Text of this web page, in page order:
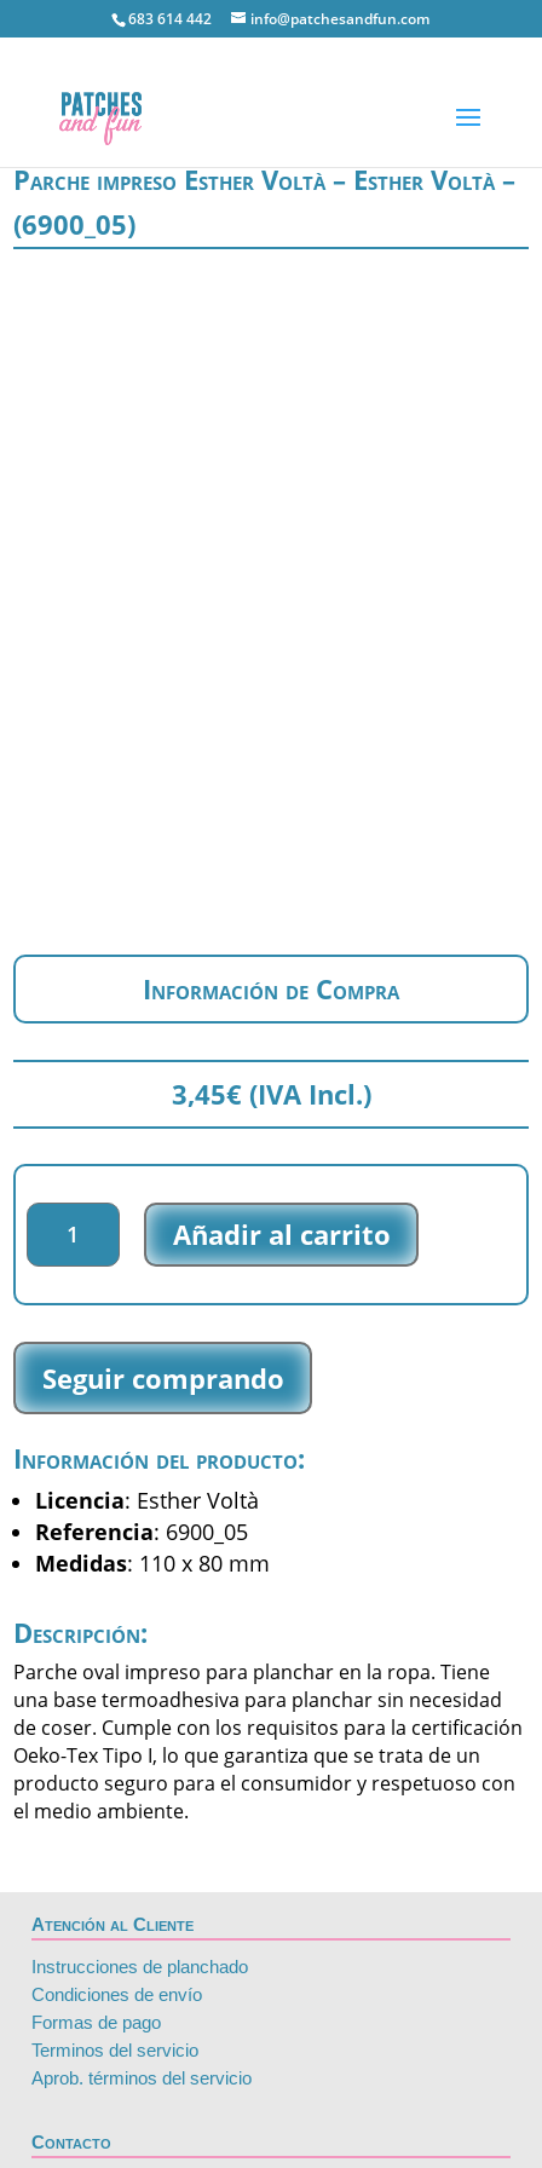
683 614 442 info@patchesandfun.com
Parche impreso Esther Voltà – Esther Voltà –
(6900_05)
Información de Compra
3,45€ (IVA Incl.)
Parche
impreso
Esther
Voltà
Esther
Voltà
-
cantidad
Añadir al carrito
Seguir comprando
Información del producto:
Licencia: Esther Voltà
Referencia: 6900_05
Medidas: 110 x 80 mm
Descripción:
Parche oval impreso para planchar en la ropa. Tiene
una base termoadhesiva para planchar sin necesidad
de coser. Cumple con los requisitos para la certificación
Oeko-Tex Tipo I, lo que garantiza que se trata de un
producto seguro para el consumidor y respetuoso con
el medio ambiente.
Atención al Cliente
Instrucciones de planchado
Condiciones de envío
Formas de pago
Terminos del servicio
Aprob. términos del servicio
Contacto